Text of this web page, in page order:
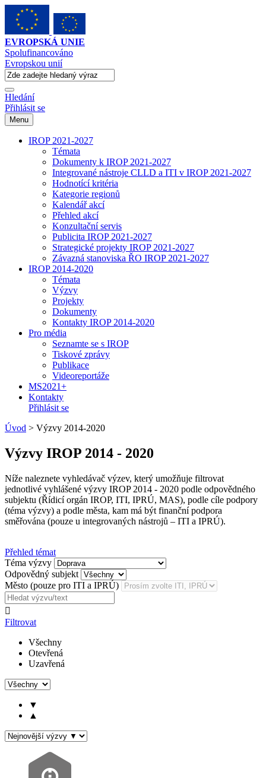
EVROPSKÁ UNIE
Spolufinancováno
Evropskou unií
Hledání
Přihlásit se
Menu
IROP 2021-2027
Témata
Dokumenty k IROP 2021-2027
Integrované nástroje CLLD a ITI v IROP 2021-2027
Hodnotící kritéria
Kategorie regionů
Kalendář akcí
Přehled akcí
Konzultační servis
Publicita IROP 2021-2027
Strategické projekty IROP 2021-2027
Závazná stanoviska ŘO IROP 2021-2027
IROP 2014-2020
Témata
Výzvy
Projekty
Dokumenty
Kontakty IROP 2014-2020
Pro média
Seznamte se s IROP
Tiskové zprávy
Publikace
Videoreportáže
MS2021+
Kontakty
Přihlásit se
Úvod > Výzvy 2014-2020
Výzvy IROP 2014 - 2020
Níže naleznete vyhledávač výzev, který umožňuje filtrovat
jednotlivé vyhlášené výzvy IROP 2014 - 2020 podle odpovědného
subjektu (Řídicí orgán IROP, ITI, IPRÚ, MAS), podle cíle podpory
(téma výzvy) a podle města, kam má být finanční podpora
směřována (pouze u integrovaných nástrojů – ITI a IPRÚ).
Přehled témat
Téma výzvy
Odpovědný subjekt
Město (pouze pro ITI a IPRÚ)

Filtrovat
Všechny
Otevřená
Uzavřená
▼
▲